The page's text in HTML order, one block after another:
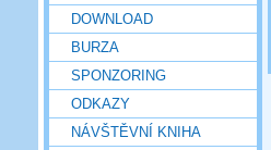
DOWNLOAD
BURZA
SPONZORING
ODKAZY
NÁVŠTĚVNÍ KNIHA